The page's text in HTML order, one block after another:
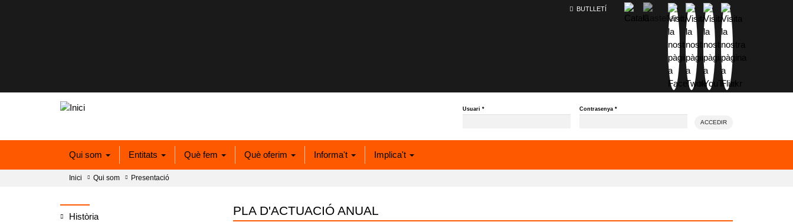
BUTLLETÍ
Usuari* Contrasenya*
ACCEDIR
Qui som Entitats Què fem Què oferim Informa't Implica't
Inici Qui som Presentació
Història
PLA D'ACTUACIÓ ANUAL